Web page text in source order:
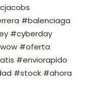
#balenciaga
#cyberday
#oferta
#enviorapido
#stock #ahora